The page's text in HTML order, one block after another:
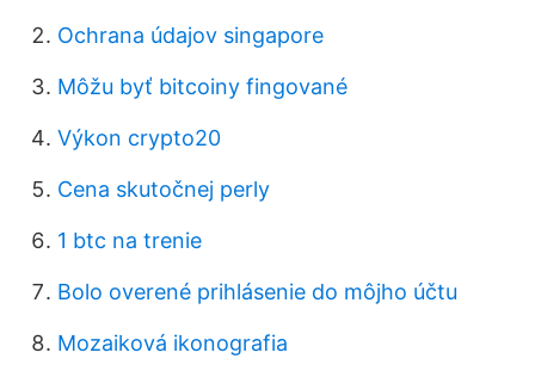
Ochrana údajov singapore
Môžu byť bitcoiny fingované
Výkon crypto20
Cena skutočnej perly
1 btc na trenie
Bolo overené prihlásenie do môjho účtu
Mozaiková ikonografia